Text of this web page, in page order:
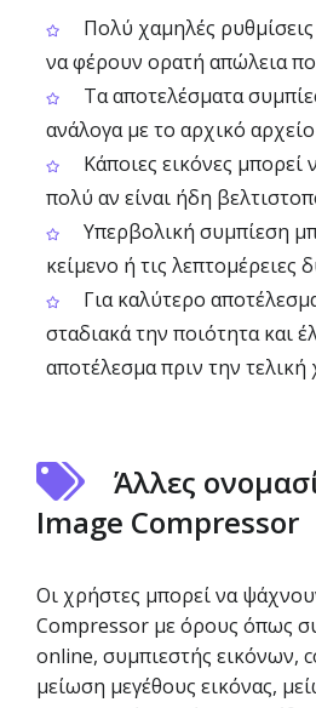
Πολύ χαμηλές
να φέρουν ορατή απώλεια
Τα αποτελέσματα
ανάλογα με το αρχικό
Κάποιες εικόνες
πολύ αν είναι ήδη
Υπερβολική συμπίεση
κείμενο ή τις λεπτομέρειες
Για καλύτερο
σταδιακά την ποιότητα και
αποτέλεσμα πριν την
Άλλες
Image Compressor
Οι χρήστες μπορεί να
Compressor με όρους όπως
online, συμπιεστής εικόνων,
μείωση μεγέθους εικόνας,